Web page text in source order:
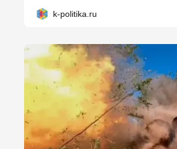
k-politika.ru